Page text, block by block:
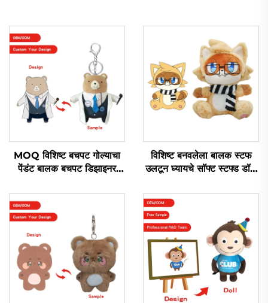
MOQ विशिष्ट बचपट गोल्याचा
पेंडंट बालक बचपट डिझाइनर
खेळण्याचा कीचन
विशिष्ट बनवलेला बालक स्टफ
उलटून घ्यायचे सॉफ्ट स्टफ्ड डॉल
खेळणे